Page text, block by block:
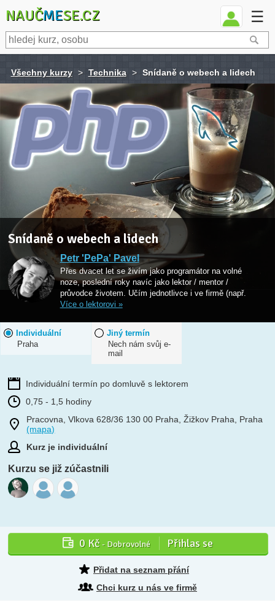
NAUČMESE.CZ ☰
Všechny kurzy > Technika > Snídaně o webech a lidech
Snídaně o webech a lidech
Petr 'PePa' Pavel
Přes dvacet let se živím jako programátor na volné
noze, poslední roky navíc jako lektor / mentor /
průvodce životem. Učím jednotlivce i ve firmě (např.
Více o lektorovi »
Individuální
Praha
Jiný termín
Nech nám svůj e-
mail
Individuální termín po domluvě s lektorem
0,75 - 1,5 hodiny
Pracovna, Vlkova 628/36 130 00 Praha, Žižkov Praha, Praha
(mapa)
Kurz je individuální
Kurzu se již zúčastnili
0 Kč- Dobrovolné Přihlas se
Přidat na seznam přání
Chci kurz u nás ve firmě